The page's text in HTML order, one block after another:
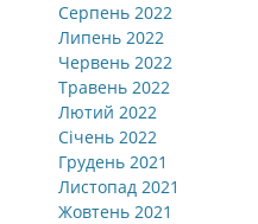
Серпень 2022
Липень 2022
Червень 2022
Травень 2022
Лютий 2022
Січень 2022
Грудень 2021
Листопад 2021
Жовтень 2021